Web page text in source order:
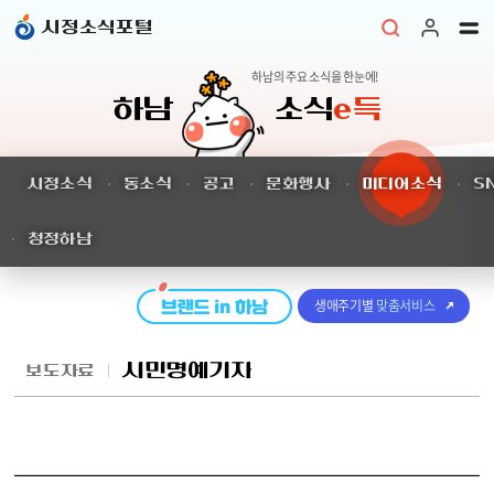
시정소식포털
하남 소식e득
하남의 주요 소식을 한눈에!
시정소식 동소식 공고 문화행사 미디어소식
청정하남
생애주기별 맞춤서비스
보도자료 시민명예기자